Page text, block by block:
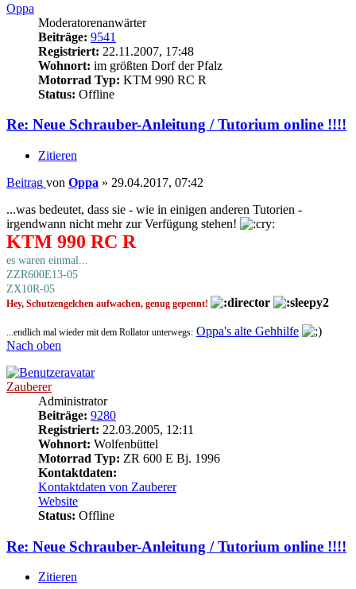
Oppa
Moderatorenanwärter
Beiträge: 9541
Registriert: 22.11.2007, 17:48
Wohnort: im größten Dorf der Pfalz
Motorrad Typ: KTM 990 RC R
Status: Offline
Re: Neue Schrauber-Anleitung / Tutorium online !!!!
Zitieren
Beitrag von Oppa » 29.04.2017, 07:42
...was bedeutet, dass sie - wie in einigen anderen Tutorien -
irgendwann nicht mehr zur Verfügung stehen!
KTM 990 RC R
es waren einmal...
ZZR600E13-05
ZX10R-05
Hey, Schutzengelchen aufwachen, genug gepennt!
...endlich mal wieder mit dem Rollator unterwegs: Oppa's alte Gehhilfe
Nach oben
Zauberer
Administrator
Beiträge: 9280
Registriert: 22.03.2005, 12:11
Wohnort: Wolfenbüttel
Motorrad Typ: ZR 600 E Bj. 1996
Kontaktdaten:
Kontaktdaten von Zauberer
Website
Status: Offline
Re: Neue Schrauber-Anleitung / Tutorium online !!!!
Zitieren